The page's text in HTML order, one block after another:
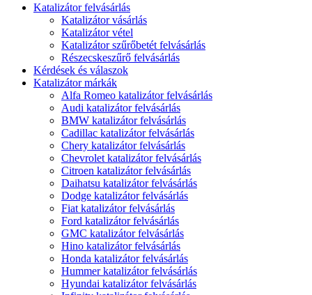
Katalizátor felvásárlás
Katalizátor vásárlás
Katalizátor vétel
Katalizátor szűrőbetét felvásárlás
Részecskeszűrő felvásárlás
Kérdések és válaszok
Katalizátor márkák
Alfa Romeo katalizátor felvásárlás
Audi katalizátor felvásárlás
BMW katalizátor felvásárlás
Cadillac katalizátor felvásárlás
Chery katalizátor felvásárlás
Chevrolet katalizátor felvásárlás
Citroen katalizátor felvásárlás
Daihatsu katalizátor felvásárlás
Dodge katalizátor felvásárlás
Fiat katalizátor felvásárlás
Ford katalizátor felvásárlás
GMC katalizátor felvásárlás
Hino katalizátor felvásárlás
Honda katalizátor felvásárlás
Hummer katalizátor felvásárlás
Hyundai katalizátor felvásárlás